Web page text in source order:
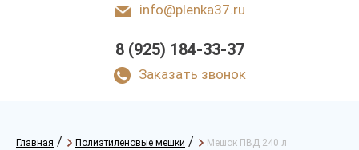
info@plenka37.ru
8 (925) 184-33-37
Заказать звонок
Главная / Полиэтиленовые мешки / Мешок ПВД 240 л